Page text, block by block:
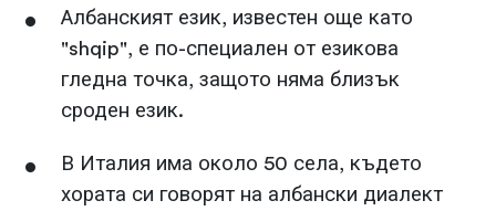
Албанският език, известен още като
"shqip", е по-специален от езикова
гледна точка, защото няма близък
сроден език.
В Италия има около 50 села, където
хората си говорят на албански диалект